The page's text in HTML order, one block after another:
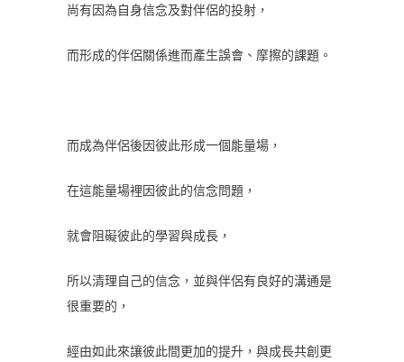
尚有因為自身信念及對伴侶的投射，
而形成的伴侶關係進而產生誤會、摩擦的課題。
而成為伴侶後因彼此形成一個能量場，
在這能量場裡因彼此的信念問題，
就會阻礙彼此的學習與成長，
所以清理自己的信念，並與伴侶有良好的溝通是
很重要的，
經由如此來讓彼此間更加的提升，與成長共創更